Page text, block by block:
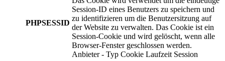
PHPSESSID
Session-ID eines Benutzers zu speichern und
zu identifizieren um die Benutzersitzung auf
der Website zu verwalten. Das Cookie ist ein
Session-Cookie und wird gelöscht, wenn alle
Browser-Fenster geschlossen werden.
Anbieter - Typ Cookie Laufzeit Session